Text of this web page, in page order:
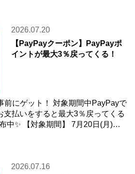
2026.07.20
【PayPayクーポン】PayPayポ
イントが最大3％戻ってくる！
対象期間中PayPayで
支払いをすると最大3％戻ってくる
日(月)～8
2026.07.16